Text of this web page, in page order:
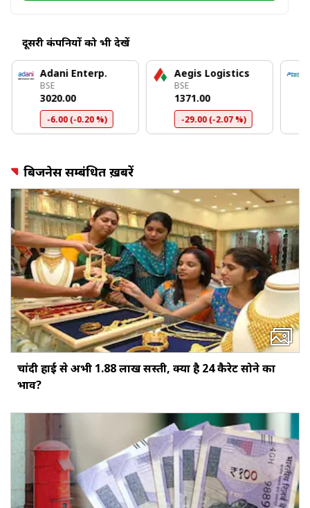
दूसरी कंपनियों को भी देखें
Adani Enterp.
BSE
₹3020.00
-6.00 (-0.20 %)
Aegis Logistics
BSE
₹1371.00
-29.00 (-2.07 %)
बिजनेस सम्बंधित ख़बरें
चांदी हाई से अभी ₹1.88 लाख सस्ती, क्या है 24 कैरेट सोने का
भाव?